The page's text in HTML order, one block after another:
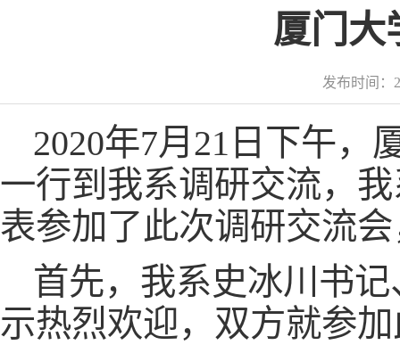
厦门大
发布时间
2020年7月21日下午，
一行到我系调研交流，
表参加了此次调研交流
首先，我系史冰川书
示热烈欢迎，双方就参